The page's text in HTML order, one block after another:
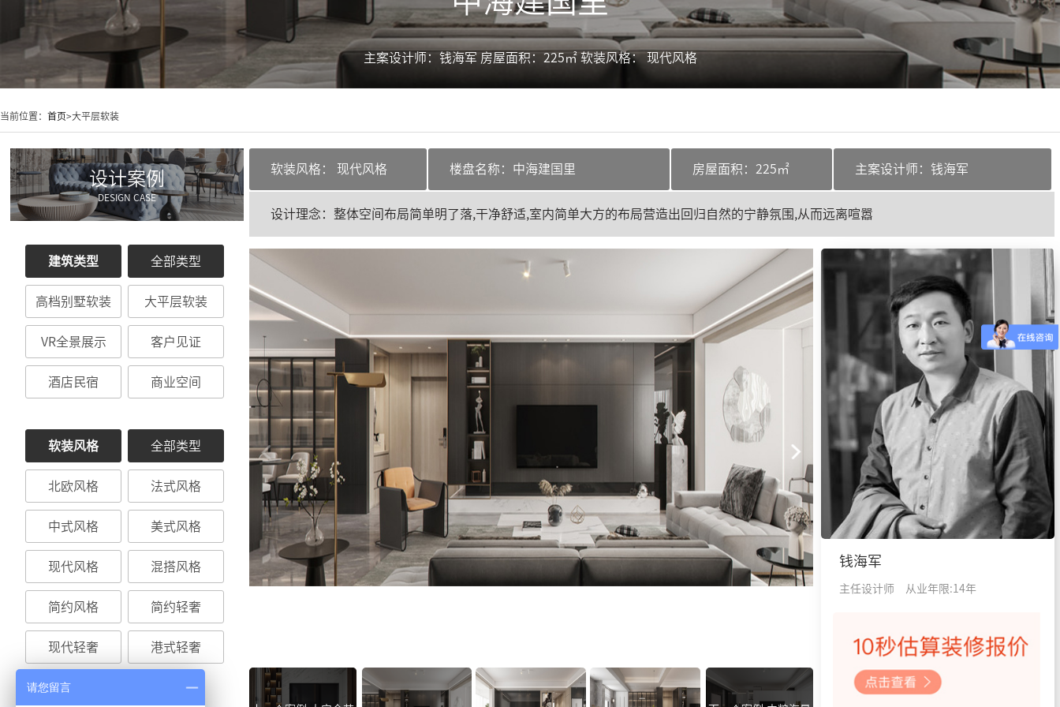
主案设计师： 钱海军 房屋面积： 225㎡软装风格：现代风格
当前位置： 首页>大平层软装
设计案例
DESIGN CASE
建筑类型 全部类型
高档别墅软装 大平层软装
VR全景展示 客户见证
酒店民宿 商业空间
软装风格 全部类型
北欧风格 法式风格
中式风格 美式风格
现代风格 混搭风格
简约风格 简约轻奢
现代轻奢 港式轻奢
日式风格
软装风格： 现代风格 楼盘名称： 中海建国里 房屋面积： 225㎡ 主案设计师：钱海军
设计理念：整体空间布局简单明了落,干净舒适,室内简单大方的布局营造出回归自然的宁静氛围,从而远离喧嚣
钱海军
主任设计师 从业年限:14年
请您留言